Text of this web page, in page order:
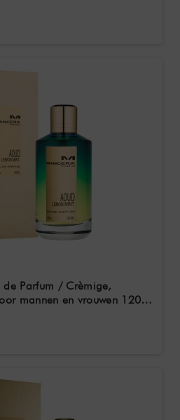
Parfum / Crèmige,
mannen en vrouwen 120